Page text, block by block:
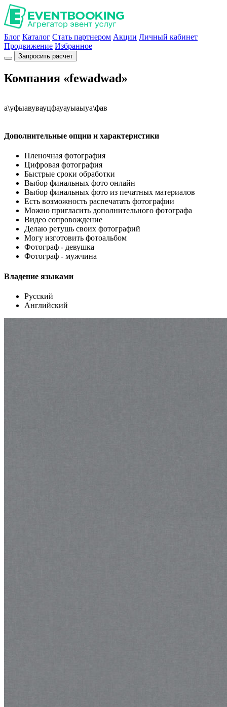
Блог Каталог Стать партнером Акции Личный кабинет
Продвижение Избранное
Запросить расчет
Компания «fewadwad»
а\уфыавувауцфауауыаыуа\фав
Дополнительные опции и характеристики
Пленочная фотография
Цифровая фотография
Быстрые сроки обработки
Выбор финальных фото онлайн
Выбор финальных фото из печатных материалов
Есть возможность распечатать фотографии
Можно пригласить дополнительного фотографа
Видео сопровождение
Делаю ретушь своих фотографий
Могу изготовить фотоальбом
Фотограф - девушка
Фотограф - мужчина
Владение языками
Русский
Английский